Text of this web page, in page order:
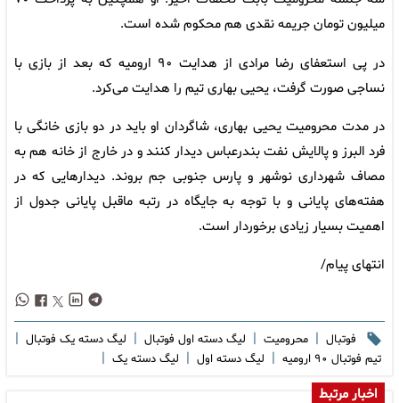
میلیون تومان جریمه نقدی هم محکوم شده است.
در پی استعفای رضا مرادی از هدایت ۹۰ ارومیه که بعد از بازی با
نساجی صورت گرفت، یحیی بهاری تیم را هدایت می‌کرد.
در مدت محرومیت یحیی بهاری، شاگردان او باید در دو بازی خانگی با
فرد البرز و پالایش نفت بندرعباس دیدار کنند و در خارج از خانه هم به
مصاف شهرداری نوشهر و پارس جنوبی جم بروند. دیدارهایی که در
هفته‌های پایانی و با توجه به جایگاه در رتبه ماقبل پایانی جدول از
اهمیت بسیار زیادی برخوردار است.
انتهای پیام/
فوتبال | محرومیت | لیگ دسته اول فوتبال | لیگ دسته یک فوتبال |
تیم فوتبال ۹۰ ارومیه | لیگ دسته اول | لیگ دسته یک |
اخبار مرتبط